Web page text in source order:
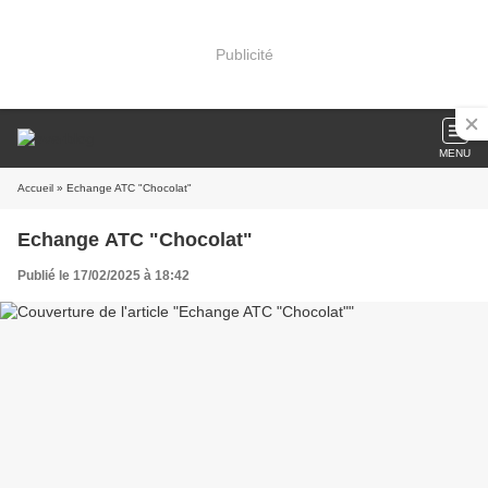
Publicité
MENU
Accueil » Echange ATC "Chocolat"
Echange ATC "Chocolat"
Publié le 17/02/2025 à 18:42